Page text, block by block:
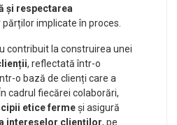
și respectarea
implicate în proces.
contribuit la construirea unei
, reflectată într-o
o bază de clienți care a
cadrul fiecărei colaborări,
etice fermeși asigură
intereselor clienților, pe